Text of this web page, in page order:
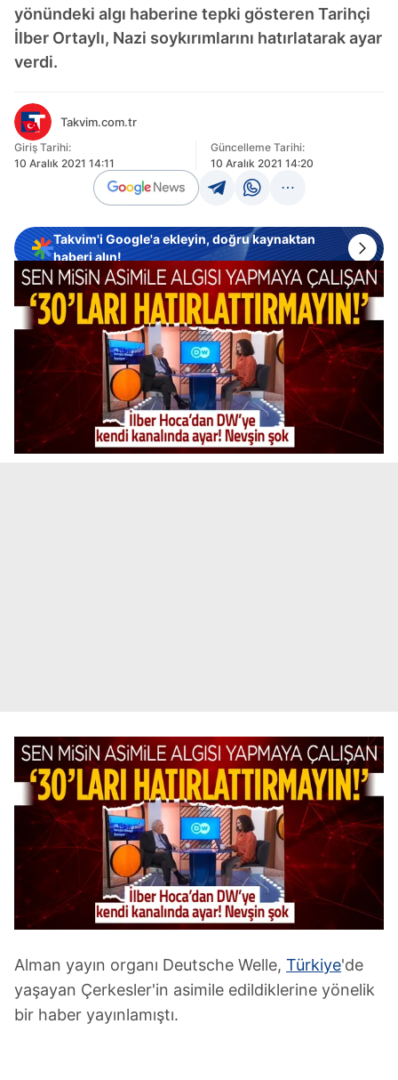
yönündeki algı haberine tepki gösteren Tarihçi
İlber Ortaylı, Nazi soykırımlarını hatırlatarak ayar
verdi.
Takvim.com.tr
Giriş Tarihi:
10 Aralık 2021 14:11
Güncelleme Tarihi:
10 Aralık 2021 14:20
Takvim'i Google'a ekleyin, doğru kaynaktan
haberi alın!
Alman yayın organı Deutsche Welle, Türkiye'de
yaşayan Çerkesler'in asimile edildiklerine yönelik
bir haber yayınlamıştı.